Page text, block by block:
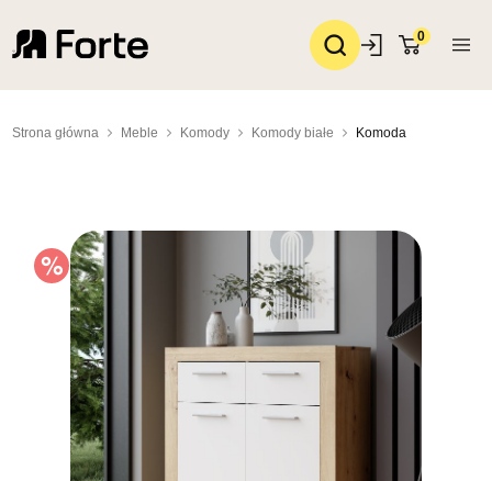
0
Strona główna Meble Komody Komody białe Komoda